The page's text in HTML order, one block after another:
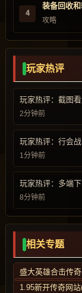
4
装备回收
攻略
玩家热评
玩家热评：截图
2分钟前
玩家热评：行会
1分钟前
玩家热评：多端
8分钟前
相关专题
盛大英雄合击传
1.95新开传奇网站